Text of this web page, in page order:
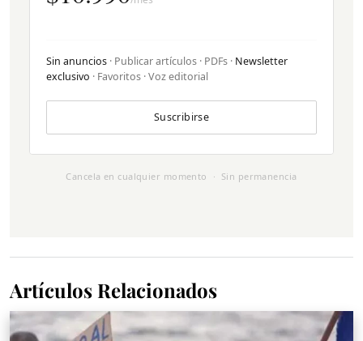
Sin anuncios · Publicar artículos · PDFs · Newsletter
exclusivo · Favoritos · Voz editorial
Suscribirse
Cancela en cualquier momento · Sin permanencia
Artículos Relacionados